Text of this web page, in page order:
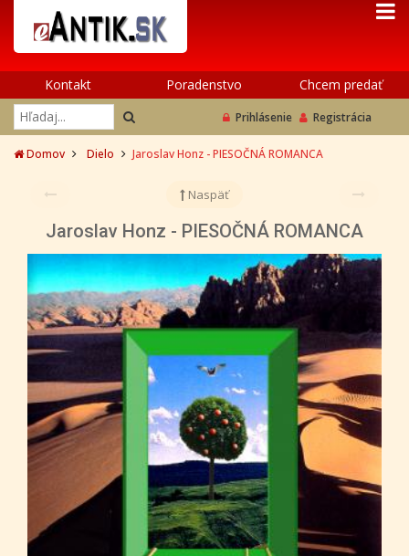
Kontakt Poradenstvo Chcem predať
Prihlásenie Registrácia
Domov Dielo Jaroslav Honz - PIESOČNÁ ROMANCA
Naspäť
Jaroslav Honz - PIESOČNÁ ROMANCA